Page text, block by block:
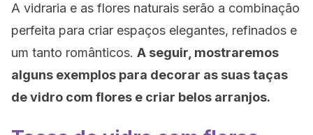
A vidraria e as flores naturais serão a combinação
perfeita para criar espaços elegantes, refinados e
um tanto românticos. A seguir, mostraremos
alguns exemplos para decorar as suas taças
de vidro com flores e criar belos arranjos.